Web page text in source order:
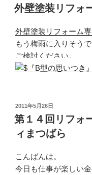
稿
日:
外壁塗装リフォ
外壁塗装リフォーム
もう梅雨に入りそう
ご検討ください。
投
稿
日:
2011年5月26日
第１４回リフ
ィまつばら
こんばんは。
今日も仕事が楽しい金